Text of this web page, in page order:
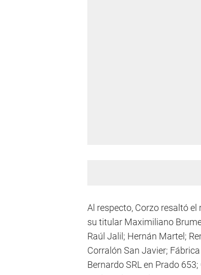
Al respecto, Corzo resaltó
su titular Maximiliano
Raúl Jalil; Hernán Martel;
Corralón San Javier;
Bernardo SRL en Prado